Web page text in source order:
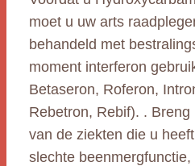
moet u uw arts
behandeld met
moment interferon
Betaseron, Roferon,
Rebetron, Rebif). .
van de ziekten die u
slechte